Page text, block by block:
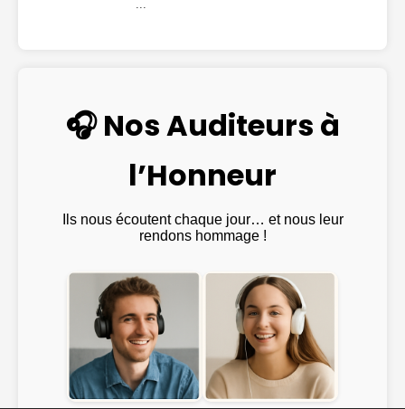
🎧 Nos Auditeurs à
l’Honneur
Ils nous écoutent chaque jour… et nous leur
rendons hommage !